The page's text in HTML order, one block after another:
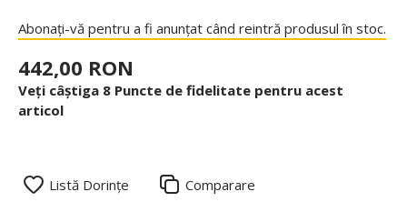
Abonați-vă pentru a fi anunțat când reintră produsul în stoc.
442,00 RON
Veți câștiga 8 Puncte de fidelitate pentru acest
articol
Listă Dorințe Comparare